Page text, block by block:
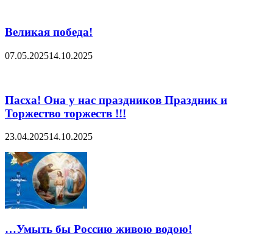
Великая победа!
07.05.202514.10.2025
Пасха! Она у нас праздников Праздник и
Торжество торжеств !!!
23.04.202514.10.2025
…Умыть бы Россию живою водою!